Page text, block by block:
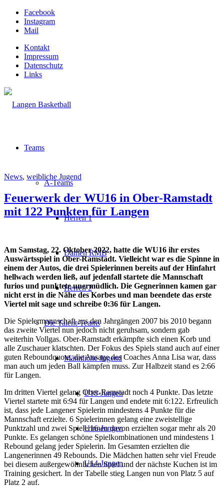
Facebook
Instagram
Mail
Kontakt
Impressum
Datenschutz
Links
Teams
A-Teams
Herren 1
Damen RMB
Herren 2
Die Talent-Teams
Männliche Jugend
U18-Jungen
U16-Jungen
U14-Jungen
News, weibliche Jugend
Feuerwerk der WU16 in Ober-Ramstadt
mit 122 Punkten für Langen
Am Samstag, 22. Oktober 2022, hatte die WU16 ihr erstes
Auswärtsspiel in Ober-Ramstadt. Vielleicht war es die Spinne in
einem der Autos, die drei Spielerinnen bereits auf der Hinfahrt
hellwach werden ließ, auf jedenfall startete die Mannschaft
furios und punktete unermüdlich. Die Gegnerinnen kamen gar
nicht erst in die Nähe des Korbes und man beendete das erste
Viertel mit sage und schreibe 0:36 für Langen.
Die Spielermannschaft aus den Jahrgängen 2007 bis 2010 begann
das zweite Viertel nun jedoch nicht geruhsam, sondern gab
weiterhin Vollgas. Ober-Ramstadt erkämpfte sich einen Korb und
alle Zuschauer klatschten. Der Fokus des Spiels stand auch auf einer
guten Reboundquote, die Ansage des Coaches Anna Lisa war, dass
man auch um jeden Ball kämpfen muss. Zur Halbzeit stand es 2:66
für Langen.
Im dritten Viertel gelang Ober-Ramstadt noch 4 Punkte. Das letzte
Viertel startete mit 6:94 für Langen und endete mit 6:122. Erfreulich
ist, dass jede Langener Spielerin mindestens 4 Punkte für die
Mannschaft erzielte. 6 Spielerinnen gelang eine zweistellige
Punktzahl und zwei Spielerinnen davon erzielten sogar mehr als 20
Punkte. Es gelangen schöne Spielkombinationen und mindestens 1
Rebound gelang jeder Spielerin. Im Gesamten erzielten die
Langenerinnen 49 Rebounds. Die Mädchen hatten sehr viel Freude
bei diesem außergewöhnlichen Spiel und der nächste Kuchen ist im
Training gesichert. In der Tabelle stieg Langen nun von Platz 5 auf
Platz 2 auf.